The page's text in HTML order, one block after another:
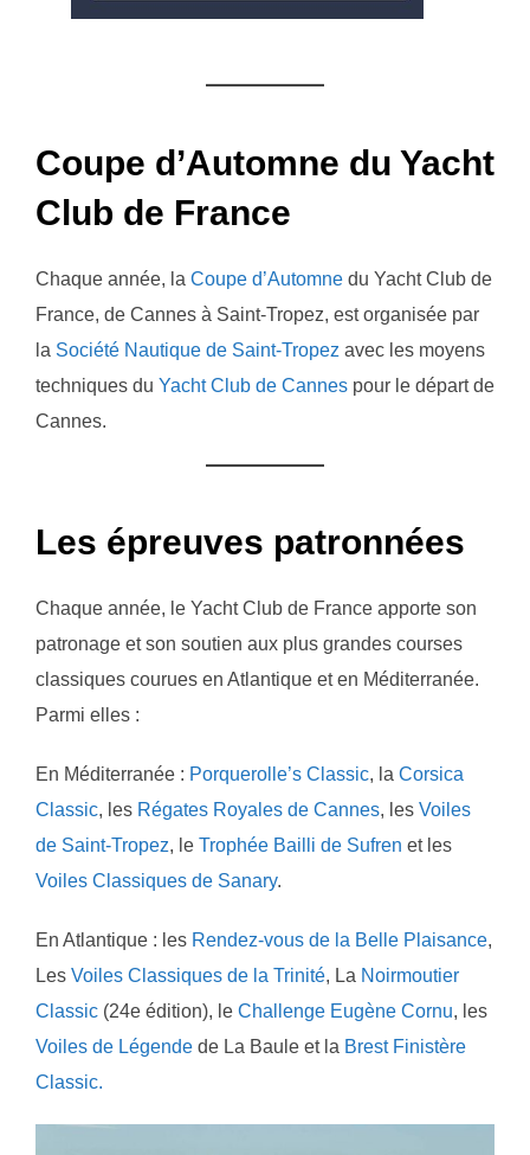
Coupe d’Automne du Yacht
Club de France
Chaque année, la Coupe d’Automne du Yacht Club de
France, de Cannes à Saint-Tropez, est organisée par
la Société Nautique de Saint-Tropez avec les moyens
techniques du Yacht Club de Cannes pour le départ de
Cannes.
Les épreuves patronnées
Chaque année, le Yacht Club de France apporte son
patronage et son soutien aux plus grandes courses
classiques courues en Atlantique et en Méditerranée.
Parmi elles :
En Méditerranée : Porquerolle’s Classic, la Corsica
Classic, les Régates Royales de Cannes, les Voiles
de Saint-Tropez, le Trophée Bailli de Sufren et les
Voiles Classiques de Sanary.
En Atlantique : les Rendez-vous de la Belle Plaisance,
Les Voiles Classiques de la Trinité, La Noirmoutier
Classic (24e édition), le Challenge Eugène Cornu, les
Voiles de Légende de La Baule et la Brest Finistère
Classic.